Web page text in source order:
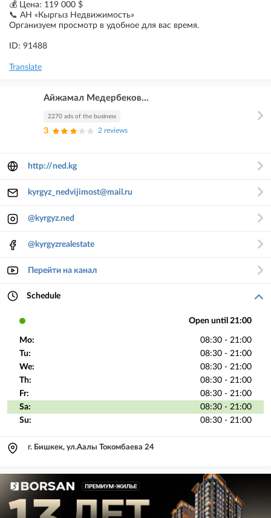
💰 Цена: 119 000 $
📞 АН «Кыргыз Недвижимость»
Организуем просмотр в удобное для вас время.
ID: 91488
Translate
Айжамал Медербеков...
2270 ads of the business
3 2 reviews
http://ned.kg
kyrgyz_nedvijimost@mail.ru
@kyrgyz.ned
@kyrgyzrealestate
Перейти на канал
Schedule
Open until 21:00
Mo:
08:30 - 21:00
Tu:
08:30 - 21:00
We:
08:30 - 21:00
Th:
08:30 - 21:00
Fr:
08:30 - 21:00
Sa:
08:30 - 21:00
Su:
08:30 - 21:00
г. Бишкек, ул.Аалы Токомбаева 24